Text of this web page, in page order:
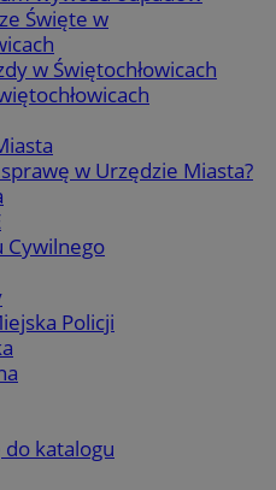
Święte w
w Świętochłowicach
sprawę w Urzędzie Miasta?
Cywilnego
Policji
katalogu